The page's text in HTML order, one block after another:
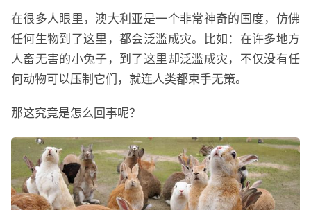
在很多人眼里，澳大利亚是一个非常神奇的国度，仿佛
任何生物到了这里，都会泛滥成灾。比如：在许多地方
人畜无害的小兔子，到了这里却泛滥成灾，不仅没有任
何动物可以压制它们，就连人类都束手无策。
那这究竟是怎么回事呢？